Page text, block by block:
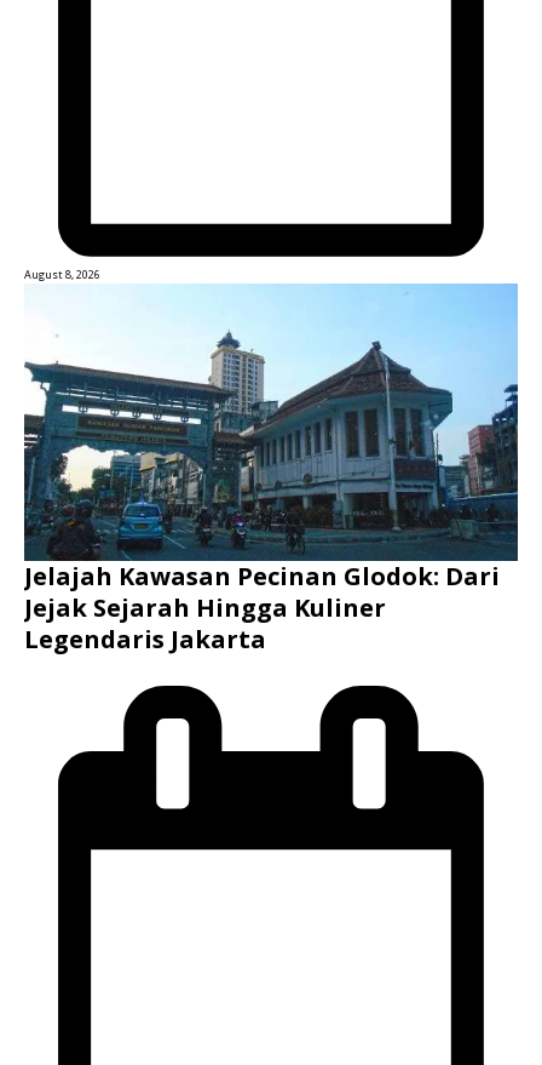
August 8, 2026
Jelajah Kawasan Pecinan Glodok: Dari
Jejak Sejarah Hingga Kuliner
Legendaris Jakarta